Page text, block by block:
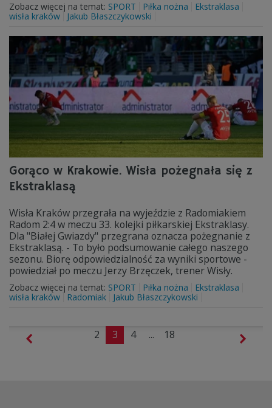
Zobacz więcej na temat: SPORT Piłka nożna
Ekstraklasa
wisła kraków
Jakub Błaszczykowski
Gorąco w Krakowie. Wisła pożegnała się z
Ekstraklasą
Wisła Kraków przegrała na wyjeździe z Radomiakiem
Radom 2:4 w meczu 33. kolejki piłkarskiej Ekstraklasy.
Dla "Białej Gwiazdy" przegrana oznacza pożegnanie z
Ekstraklasą. - To było podsumowanie całego naszego
sezonu. Biorę odpowiedzialność za wyniki sportowe -
powiedział po meczu Jerzy Brzęczek, trener Wisły.
Zobacz więcej na temat: SPORT Piłka nożna
Ekstraklasa
wisła kraków
Radomiak Jakub Błaszczykowski
2 3 4 ... 18